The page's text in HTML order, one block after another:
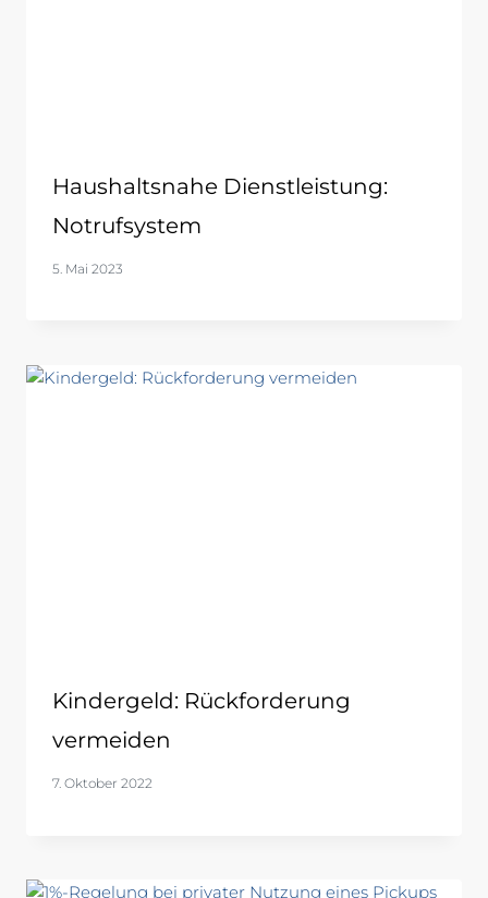
Haushaltsnahe Dienstleistung:
Notrufsystem
5. Mai 2023
Kindergeld: Rückforderung
vermeiden
7. Oktober 2022